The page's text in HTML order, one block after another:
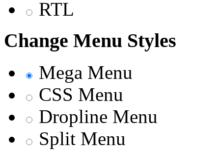
RTL
Change Menu Styles
Mega Menu
CSS Menu
Dropline Menu
Split Menu